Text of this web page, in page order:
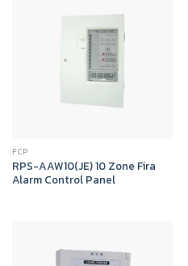
FCP
RPS-AAW10(JE) 10 Zone Fira
Alarm Control Panel